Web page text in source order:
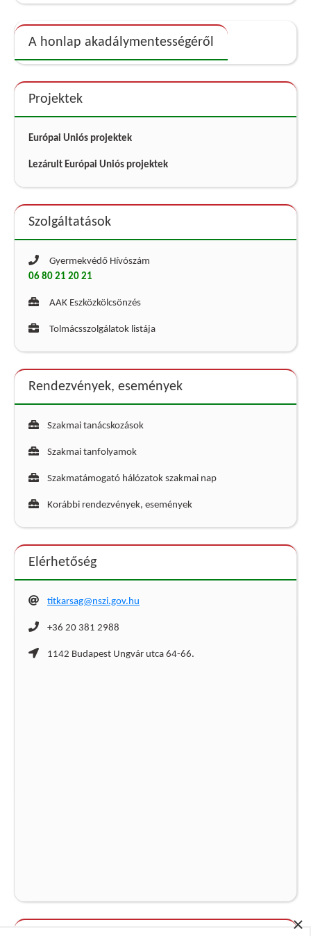
×
A honlap akadálymentességéről
Projektek
Európai Uniós projektek
Lezárult Európai Uniós projektek
Szolgáltatások
Gyermekvédő Hívószám
06 80 21 20 21
AAK Eszközkölcsönzés
Tolmácsszolgálatok listája
Rendezvények, események
Szakmai tanácskozások
Szakmai tanfolyamok
Szakmatámogató hálózatok szakmai nap
Korábbi rendezvények, események
Elérhetőség
titkarsag@nszi.gov.hu
+36 20 381 2988
1142 Budapest Ungvár utca 64-66.